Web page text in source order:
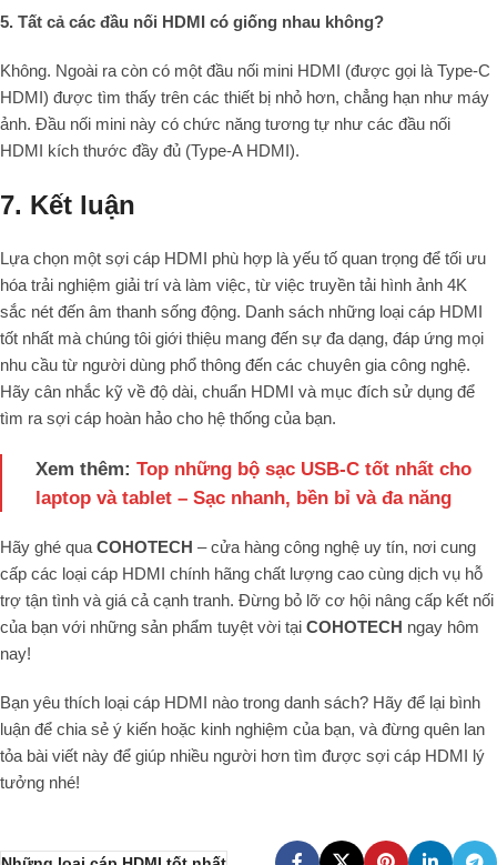
5. Tất cả các đầu nối HDMI có giống nhau không?
Không. Ngoài ra còn có một đầu nối mini HDMI (được gọi là Type-C
HDMI) được tìm thấy trên các thiết bị nhỏ hơn, chẳng hạn như máy
ảnh. Đầu nối mini này có chức năng tương tự như các đầu nối
HDMI kích thước đầy đủ (Type-A HDMI).
7. Kết luận
Lựa chọn một sợi cáp HDMI phù hợp là yếu tố quan trọng để tối ưu
hóa trải nghiệm giải trí và làm việc, từ việc truyền tải hình ảnh 4K
sắc nét đến âm thanh sống động. Danh sách những loại cáp HDMI
tốt nhất mà chúng tôi giới thiệu mang đến sự đa dạng, đáp ứng mọi
nhu cầu từ người dùng phổ thông đến các chuyên gia công nghệ.
Hãy cân nhắc kỹ về độ dài, chuẩn HDMI và mục đích sử dụng để
tìm ra sợi cáp hoàn hảo cho hệ thống của bạn.
Xem thêm: Top những bộ sạc USB-C tốt nhất cho
laptop và tablet – Sạc nhanh, bền bỉ và đa năng
Hãy ghé qua COHOTECH – cửa hàng công nghệ uy tín, nơi cung
cấp các loại cáp HDMI chính hãng chất lượng cao cùng dịch vụ hỗ
trợ tận tình và giá cả cạnh tranh. Đừng bỏ lỡ cơ hội nâng cấp kết nối
của bạn với những sản phẩm tuyệt vời tại COHOTECH ngay hôm
nay!
Bạn yêu thích loại cáp HDMI nào trong danh sách? Hãy để lại bình
luận để chia sẻ ý kiến hoặc kinh nghiệm của bạn, và đừng quên lan
tỏa bài viết này để giúp nhiều người hơn tìm được sợi cáp HDMI lý
tưởng nhé!